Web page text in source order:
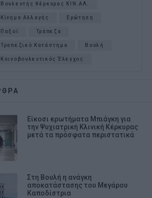
Βουλευτής Κέρκυρας ΚΙΝ.ΑΛ.
Κίνημα Αλλαγής Ερώτηση
Παξοί Τράπεζα
Τραπεζικό Κατάστημα Βουλή
Κοινοβουλευτικός Έλεγχος
Είκοσι ερωτήματα Μπιάγκη για
την Ψυχιατρική Κλινική Κέρκυρας
μετά τα πρόσφατα περιστατικά
Στη Βουλή η ανάγκη
αποκατάστασης του Μεγάρου
Καποδίστρια